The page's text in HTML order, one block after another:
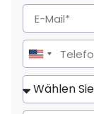
United
States
+1